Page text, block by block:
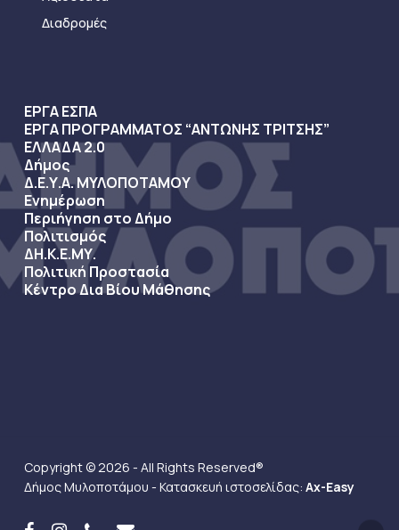
Διαδρομές
ΕΡΓΑ ΕΣΠΑ
ΕΡΓΑ ΠΡΟΓΡΑΜΜΑΤΟΣ “ΑΝΤΩΝΗΣ ΤΡΙΤΣΗΣ”
ΕΛΛΑΔΑ 2.0
Δήμος
Δ.Ε.Υ.Α. ΜΥΛΟΠΟΤΑΜΟΥ
Ενημέρωση
Περιήγηση στο Δήμο
Πολιτισμός
ΔΗ.Κ.Ε.ΜΥ.
Πολιτική Προστασία
Κέντρο Δια Βίου Μάθησης
Copyright © 2026 - All Rights Reserved®
Δήμος Μυλοποτάμου - Κατασκευή ιστοσελίδας: Ax-Easy